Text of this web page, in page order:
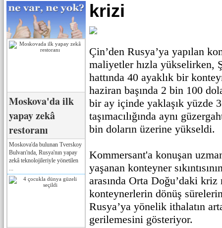
Moskova'da ilk
yapay zekâ
restoranı
Moskova'da bulunan Tverskoy
Bulvarı'nda, Rusya'nın yapay
zekâ teknolojileriyle yönetilen
krizi
Çin’den Rusya’ya yapılan
maliyetler hızla yükselirken,
hattında 40 ayaklık bir
haziran başında 2 bin 100
bir ay içinde yaklaşık yüzde
taşımacılığında aynı
bin doların üzerine yükseldi.
Kommersant'a konuşan
yaşanan konteyner
arasında Orta Doğu’daki kriz
konteynerlerin dönüş
Rusya’ya yönelik ithalatın
gerilemesini gösteriyor.